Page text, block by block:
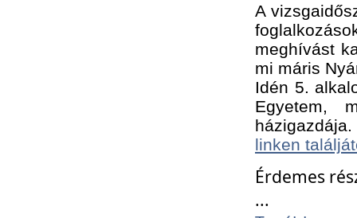
A
meghívást
mi máris
Idén 5.
Egyetem,
linken
Érdemes
...